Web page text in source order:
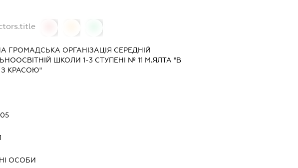
ГРОМАДСЬКА ОРГАНІЗАЦІЯ СЕРЕДНІЙ
ШКОЛИ 1-3 СТУПЕНІ № 11 М.ЯЛТА "В
З КРАСОЮ"
ОСОБИ